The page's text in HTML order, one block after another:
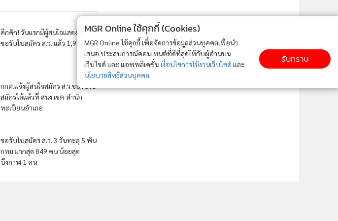
คึกคัก! วันแรกมีผู้สนใจแสดงตัว
ขอรับใบสมัคร ส.ว. แล้ว 1,933 คน
กกต.แจ้งผู้สนใจสมัคร ส.ว.ขอรับใบ
สมัครได้แล้วที่ สนง.เขต-สำนัก
ทะเบียนอำเภอ
ขอรับใบสมัคร ส.ว. 3 วันทะลุ 5 พัน
กทม.มากสุด 849 คน น้อยสุด
บึงกาฬ 1 คน
MGR Online ใช้คุกกี้ (Cookies)
MGR Online ใช้คุกกี้ เพื่อจัดการข้อมูลส่วนบุคคลเพื่อนำ
เสนอ ประสบการณ์คอนเทนต์ที่ดีที่สุดให้กับผู้อ่านบน
เว็บไซต์ และ แอพพลิเคชั่นเงื่อนไขการใช้งานเว็บไซต์ และ
นโยบายสิทธิส่วนบุคคล
รับทราบ